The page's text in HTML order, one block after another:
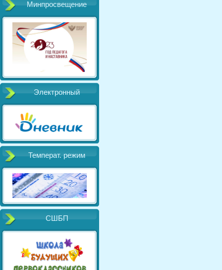
Минпросвещение
Электронный
Температ. режим
СШБП